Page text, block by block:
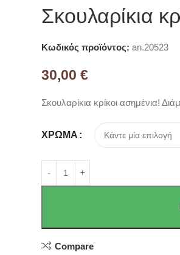
Σκουλαρίκια
Κωδικός προϊόντος: an.20523
30,00 €
Σκουλαρίκια κρίκοι ασημένια!
ΧΡΏΜΑ
Compare